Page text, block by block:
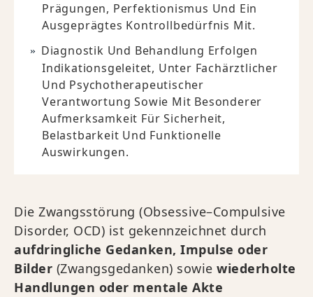
Prägungen, Perfektionismus Und Ein
Ausgeprägtes Kontrollbedürfnis Mit.
Diagnostik Und Behandlung Erfolgen
Indikationsgeleitet, Unter Fachärztlicher
Und Psychotherapeutischer
Verantwortung Sowie Mit Besonderer
Aufmerksamkeit Für Sicherheit,
Belastbarkeit Und Funktionelle
Auswirkungen.
Die Zwangsstörung (Obsessive–Compulsive
Disorder, OCD) ist gekennzeichnet durch
aufdringliche Gedanken, Impulse oder
Bilder (Zwangsgedanken) sowie wiederholte
Handlungen oder mentale Akte